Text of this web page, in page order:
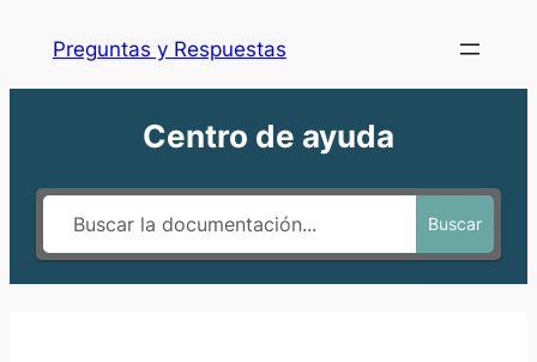
Preguntas y Respuestas
Centro de ayuda
Buscar